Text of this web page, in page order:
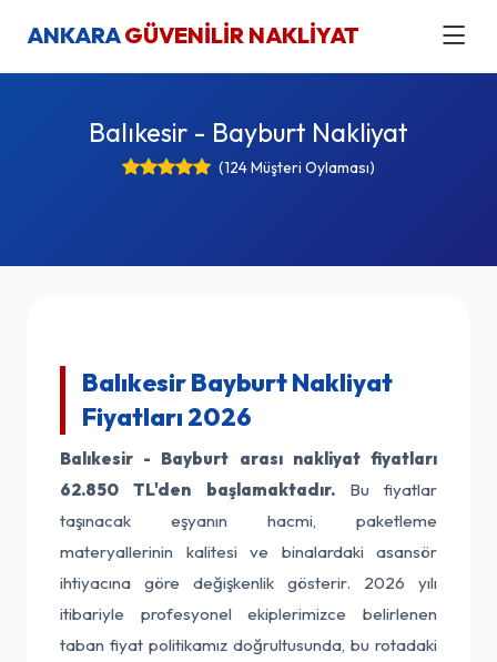
ANKARAGÜVENİLİR NAKLİYAT
Balıkesir - Bayburt Nakliyat
(124 Müşteri Oylaması)
Balıkesir Bayburt Nakliyat
Fiyatları 2026
Balıkesir - Bayburt arası nakliyat fiyatları
62.850 TL'den başlamaktadır.Bu fiyatlar
taşınacak eşyanın hacmi, paketleme
materyallerinin kalitesi ve binalardaki asansör
ihtiyacına göre değişkenlik gösterir. 2026 yılı
itibariyle profesyonel ekiplerimizce belirlenen
taban fiyat politikamız doğrultusunda, bu rotadaki